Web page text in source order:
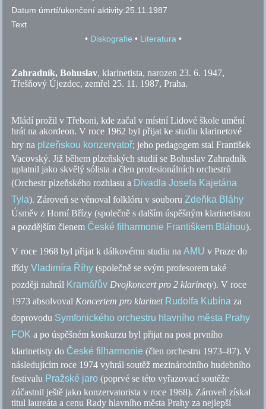
Datum úmrtí/ukončení aktivity:25.11.1987
Text
• Diskografie • Literatura•
Zahradník, Bohuslav, klarinetista, narozen 23. 6. 1947,
Třešňový Újezdec, zemřel 25. 11. 1987, Praha.
Mládí prožil v Třeboni, kde začal v místní Lidové škole umění
hrát na akordeon. V roce 1962 byl přijat ke studiu klarinetové
hry na plzeňskou konzervatoř; jeho pedagogem stal František
Vacovský. Již během plzeňských studií se Bohuslav Zahradník
uplatnil jako skvělý sólista a člen profesionálních orchestrů
(Orchestr plzeňského rozhlasu a Divadla Josefa Kajetána
Tyla). Zároveň se věnoval folklóru v souboruZdeňka Bláhy
Úsměv z Horní Břízy (společně s dalším úspěšným klarinetistou
a pozdějším členem České filharmonie Františkem Bláhou).
V roce 1968 byl přijat k dálkovému studiu naAMU v Praze do
třídyVladimíra Říhy (společně se svým profesorem také
později nahrál Kramářův Dvojkoncert pro 2 klarinety). V roce
1973 absolvovalKoncertem pro klarinet Rudolfa Kubína za
doprovodu Symfonického orchestru hlavního města Prahy
FOK a po úspěšném konkurzu byl přijat na post prvního
klarinetisty do České filharmonie (člen orchestru 1973–87). V
následujícím roce 1974 vyhrál soutěž mezinárodního hudebního
festivalu Pražské jaro (poprvé se této vyřazovací soutěže
zúčastnil ještě jako konzervatorista v roce 1968). Zároveň získal
titul laureáta a cenu Rady hlavního města Prahy za nejlepší